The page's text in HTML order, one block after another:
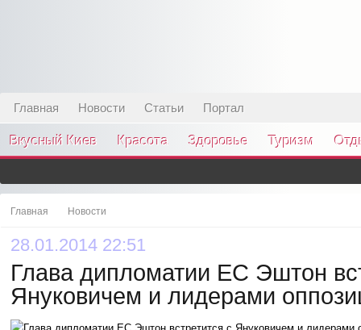
Главная Новости Статьи Портал
Вкусный Киев Красота Здоровье Туризм
Главная Новости
28.01.2014 22:51
Глава дипломатии ЕС Эштон
Януковичем и лидерами